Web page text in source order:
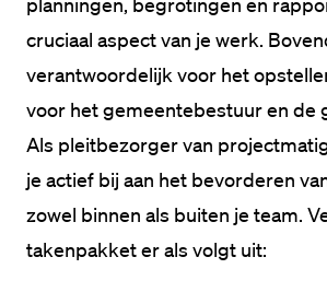
cruciaal aspect van je werk.
verantwoordelijk voor het
voor het gemeentebestuur en de
Als pleitbezorger van
je actief bij aan het bevorderen
zowel binnen als buiten je team.
takenpakket er als volgt uit: